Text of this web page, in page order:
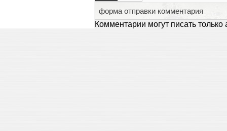
форма отправки комментария
Комментарии могут писать